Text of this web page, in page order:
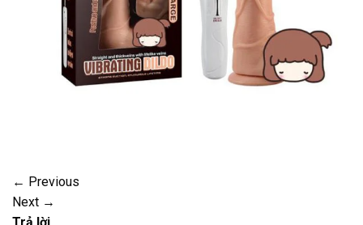
← Previous
Next →